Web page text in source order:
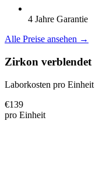
4 Jahre Garantie
Alle Preise ansehen →
Zirkon verblendet
Laborkosten pro Einheit
€139
pro Einheit